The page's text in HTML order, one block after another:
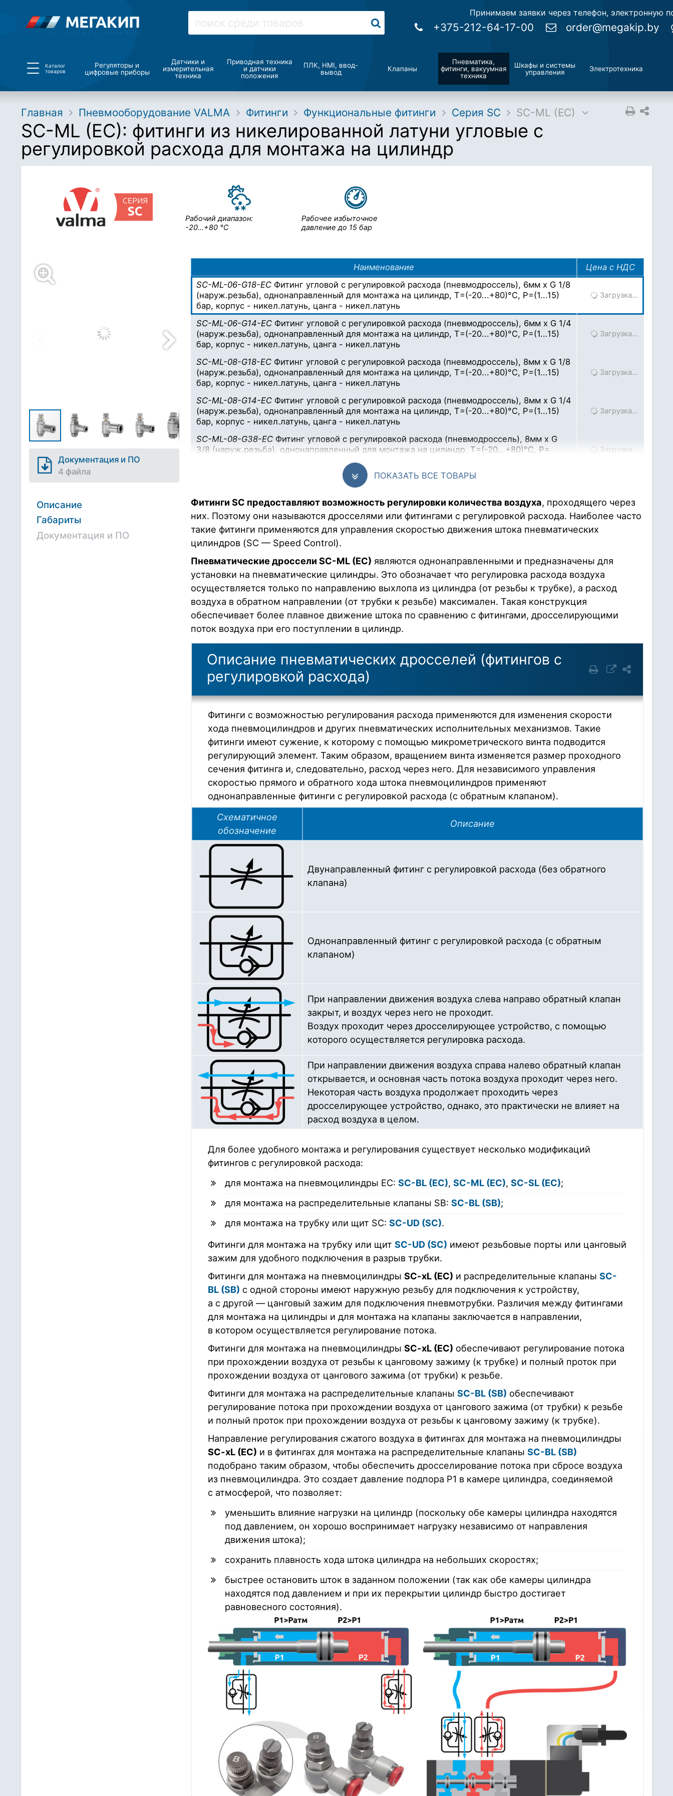
Принимаем заявки через телефон, электронную
+375-212-64-17-00 order@megakip.by
Каталог
товаров
Регуляторы и
цифровые приборы
Датчики и
измерительная
техника
Приводная техника
и датчики
положения
ПЛК, HMI, ввод-
вывод
Клапаны
Пневматика,
фитинги, вакуумная
техника
Шкафы и системы
управления
Электротехника
Главная Пневмооборудование VALMA Фитинги Функциональные фитинги Серия SC SC-ML (EC)
SC-ML (EC): фитинги из никелированной латуни угловые с
регулировкой расхода для монтажа на цилиндр
Рабочий диапазон:
-20…+80 °С
Рабочее избыточное
давление до 15 бар
Документация и ПО
4 файла
Описание
Габариты
Документация и ПО
Наименование
Цена с НДС
SC-ML-06-G18-EC Фитинг угловой с регулировкой расхода (пневмодроссель), 6мм x G 1/8
(наруж.резьба), однонаправленный для монтажа на цилиндр, T=(-20...+80)°C, P=(1...15)
бар, корпус - никел.латунь, цанга - никел.латунь
Загрузка…
SC-ML-06-G14-EC Фитинг угловой с регулировкой расхода (пневмодроссель), 6мм x G 1/4
(наруж.резьба), однонаправленный для монтажа на цилиндр, T=(-20...+80)°C, P=(1...15)
бар, корпус - никел.латунь, цанга - никел.латунь
Загрузка…
SC-ML-08-G18-EC Фитинг угловой с регулировкой расхода (пневмодроссель), 8мм x G 1/8
(наруж.резьба), однонаправленный для монтажа на цилиндр, T=(-20...+80)°C, P=(1...15)
бар, корпус - никел.латунь, цанга - никел.латунь
Загрузка…
SC-ML-08-G14-EC Фитинг угловой с регулировкой расхода (пневмодроссель), 8мм x G 1/4
(наруж.резьба), однонаправленный для монтажа на цилиндр, T=(-20...+80)°C, P=(1...15)
бар, корпус - никел.латунь, цанга - никел.латунь
Загрузка…
SC-ML-08-G38-EC Фитинг угловой с регулировкой расхода (пневмодроссель), 8мм x G
3/8 (наруж.резьба), однонаправленный для монтажа на цилиндр, T=(-20...+80)°C, P=
Загрузка…
Фитинг угловой с регулировкой расхода (пневмодроссель), 10мм x G
1/4 (наруж.резьба), однонаправленный для монтажа на цилиндр, T=(-20...+80)°C, P=
(1...15) бар, корпус - никел.латунь, цанга - никел.латунь
SC-ML-10-G38-ECФитинг угловой с регулировкой расхода (пневмодроссель), 10мм x G
3/8 (наруж.резьба), однонаправленный для монтажа на цилиндр, T=(-20...+80)°C, P=
(1...15) бар, корпус - никел.латунь, цанга - никел.латунь
Загрузка…
ПОКАЗАТЬ ВСЕ ТОВАРЫ
Фитинги SC предоставляют возможность регулировки количества воздуха, проходящего через
них. Поэтому они называются дросселями или фитингами с регулировкой расхода. Наиболее часто
такие фитинги применяются для управления скоростью движения штока пневматических
цилиндров (SC — Speed Control).
Пневматические дроссели SC-ML (EC) являются однонаправленными и предназначены для
установки на пневматические цилиндры. Это обозначает что регулировка расхода воздуха
осуществляется только по направлению выхлопа из цилиндра (от резьбы к трубке), а расход
воздуха в обратном направлении (от трубки к резьбе) максимален. Такая конструкция
обеспечивает более плавное движение штока по сравнению с фитингами, дросселирующими
поток воздуха при его поступлении в цилиндр.
Описание пневматических дросселей (фитингов с
регулировкой расхода)
Фитинги с возможностью регулирования расхода применяются для изменения скорости
хода пневмоцилиндров и других пневматических исполнительных механизмов. Такие
фитинги имеют сужение, к которому с помощью микрометрического винта подводится
регулирующий элемент. Таким образом, вращением винта изменяется размер проходного
сечения фитинга и, следовательно, расход через него. Для независимого управления
скоростью прямого и обратного хода штока пневмоцилиндров применяют
однонаправленные фитинги с регулировкой расхода (с обратным клапаном).
Схематичное
обозначение
Описание
Двунаправленный фитинг с регулировкой расхода (без обратного
клапана)
Однонаправленный фитинг с регулировкой расхода (с обратным
клапаном)
При направлении движения воздуха слева направо обратный клапан
закрыт, и воздух через него не проходит.
Воздух проходит через дросселирующее устройство, с помощью
которого осуществляется регулировка расхода.
При направлении движения воздуха справа налево обратный клапан
открывается, и основная часть потока воздуха проходит через него.
Некоторая часть воздуха продолжает проходить через
дросселирующее устройство, однако, это практически не влияет на
расход воздуха в целом.
Для более удобного монтажа и регулирования существует несколько модификаций
фитингов с регулировкой расхода:
для монтажа на пневмоцилиндры EC: SC-BL (EC), SC-ML (EC), SC-SL (EC);
для монтажа на распределительные клапаны SB: SC-BL (SB);
для монтажа на трубку или щит SC: SC-UD (SC).
Фитинги для монтажа на трубку или щит SC-UD (SC) имеют резьбовые порты или цанговый
зажим для удобного подключения в разрыв трубки.
Фитинги для монтажа на пневмоцилиндры SC-xL (EC) и распределительные клапаны SC-
BL (SB) с одной стороны имеют наружную резьбу для подключения к устройству,
а с другой — цанговый зажим для подключения пневмотрубки. Различия между фитингами
для монтажа на цилиндры и для монтажа на клапаны заключается в направлении,
в котором осуществляется регулирование потока.
Фитинги для монтажа на пневмоцилиндры SC-xL (EC) обеспечивают регулирование потока
при прохождении воздуха от резьбы к цанговому зажиму (к трубке) и полный проток при
прохождении воздуха от цангового зажима (от трубки) к резьбе.
Фитинги для монтажа на распределительные клапаны SC-BL (SB) обеспечивают
регулирование потока при прохождении воздуха от цангового зажима (от трубки) к резьбе
и полный проток при прохождении воздуха от резьбы к цанговому зажиму (к трубке).
Направление регулирования сжатого воздуха в фитингах для монтажа на пневмоцилиндры
SC-xL (EC) и в фитингах для монтажа на распределительные клапаны SC-BL (SB)
подобрано таким образом, чтобы обеспечить дросселирование потока при сбросе воздуха
из пневмоцилиндра. Это создает давление подпора P1 в камере цилиндра, соединяемой
с атмосферой, что позволяет:
уменьшить влияние нагрузки на цилиндр (поскольку обе камеры цилиндра находятся
под давлением, он хорошо воспринимает нагрузку независимо от направления
движения штока);
сохранить плавность хода штока цилиндра на небольших скоростях;
быстрее остановить шток в заданном положении (так как обе камеры цилиндра
находятся под давлением и при их перекрытии цилиндр быстро достигает
равновесного состояния).